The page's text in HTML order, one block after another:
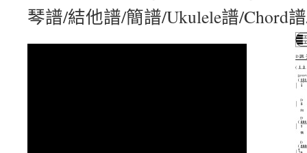
琴譜/結他譜/簡譜/Ukulele譜/Chord